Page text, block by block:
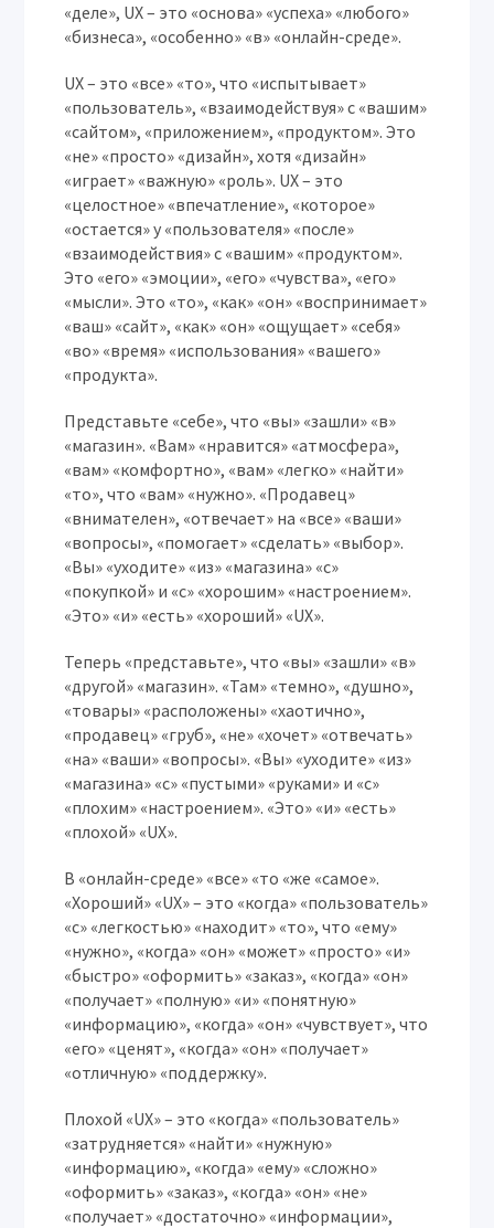
«деле», UX – это «основа» «успеха» «любого»
«бизнеса», «особенно» «в» «онлайн-среде».
UX – это «все» «то», что «испытывает»
«пользователь», «взаимодействуя» с «вашим»
«сайтом», «приложением», «продуктом». Это
«не» «просто» «дизайн», хотя «дизайн»
«играет» «важную» «роль». UX – это
«целостное» «впечатление», «которое»
«остается» у «пользователя» «после»
«взаимодействия» с «вашим» «продуктом».
Это «его» «эмоции», «его» «чувства», «его»
«мысли». Это «то», «как» «он» «воспринимает»
«ваш» «сайт», «как» «он» «ощущает» «себя»
«во» «время» «использования» «вашего»
«продукта».
Представьте «себе», что «вы» «зашли» «в»
«магазин». «Вам» «нравится» «атмосфера»,
«вам» «комфортно», «вам» «легко» «найти»
«то», что «вам» «нужно». «Продавец»
«внимателен», «отвечает» на «все» «ваши»
«вопросы», «помогает» «сделать» «выбор».
«Вы» «уходите» «из» «магазина» «с»
«покупкой» и «с» «хорошим» «настроением».
«Это» «и» «есть» «хороший» «UX».
Теперь «представьте», что «вы» «зашли» «в»
«другой» «магазин». «Там» «темно», «душно»,
«товары» «расположены» «хаотично»,
«продавец» «груб», «не» «хочет» «отвечать»
«на» «ваши» «вопросы». «Вы» «уходите» «из»
«магазина» «с» «пустыми» «руками» и «с»
«плохим» «настроением». «Это» «и» «есть»
«плохой» «UX».
В «онлайн-среде» «все» «то «же «самое».
«Хороший» «UX» – это «когда» «пользователь»
«с» «легкостью» «находит» «то», что «ему»
«нужно», «когда» «он» «может» «просто» «и»
«быстро» «оформить» «заказ», «когда» «он»
«получает» «полную» «и» «понятную»
«информацию», «когда» «он» «чувствует», что
«его» «ценят», «когда» «он» «получает»
«отличную» «поддержку».
Плохой «UX» – это «когда» «пользователь»
«затрудняется» «найти» «нужную»
«информацию», «когда» «ему» «сложно»
«оформить» «заказ», «когда» «он» «не»
«получает» «достаточно» «информации»,